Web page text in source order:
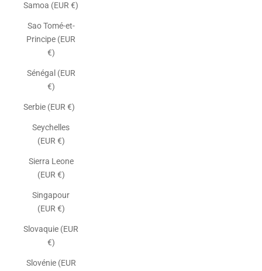
Samoa (EUR €)
Sao Tomé-et-
Principe (EUR
€)
Sénégal (EUR
€)
Serbie (EUR €)
Seychelles
(EUR €)
Sierra Leone
(EUR €)
Singapour
(EUR €)
Slovaquie (EUR
€)
Slovénie (EUR